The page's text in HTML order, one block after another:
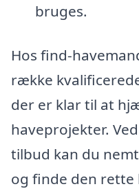
bruges.
Hos find-
række
der er klar til at
haveprojekter.
tilbud kan du
og finde den